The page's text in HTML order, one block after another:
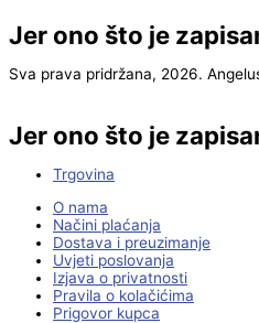
Jer ono što je
Sva prava pridržana, 2026.
Jer ono što je
Trgovina
O nama
Načini plaćanja
Dostava i preuzimanje
Uvjeti poslovanja
Izjava o privatnosti
Pravila o kolačićima
Prigovor kupca